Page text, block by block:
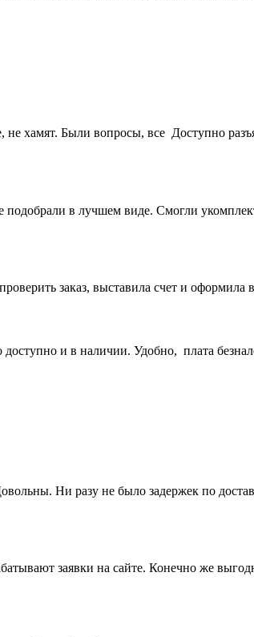
хамят. Были вопросы, все Доступно
в лучшем виде. Смогли
заказ, выставила счет и
и в наличии. Удобно, плата
Ни разу не было задержек по
заявки на сайте. Конечно же